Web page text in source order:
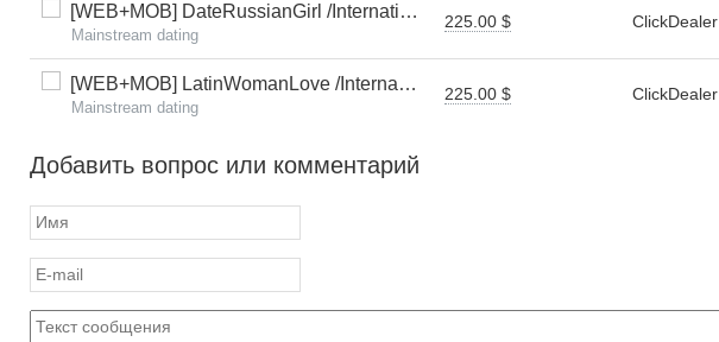
[WEB+MOB] DateRussianGirl /International
Mainstream dating
225.00 $ ClickDealer
[WEB+MOB] LatinWomanLove /International
Mainstream dating
225.00 $ ClickDealer
Добавить вопрос или комментарий